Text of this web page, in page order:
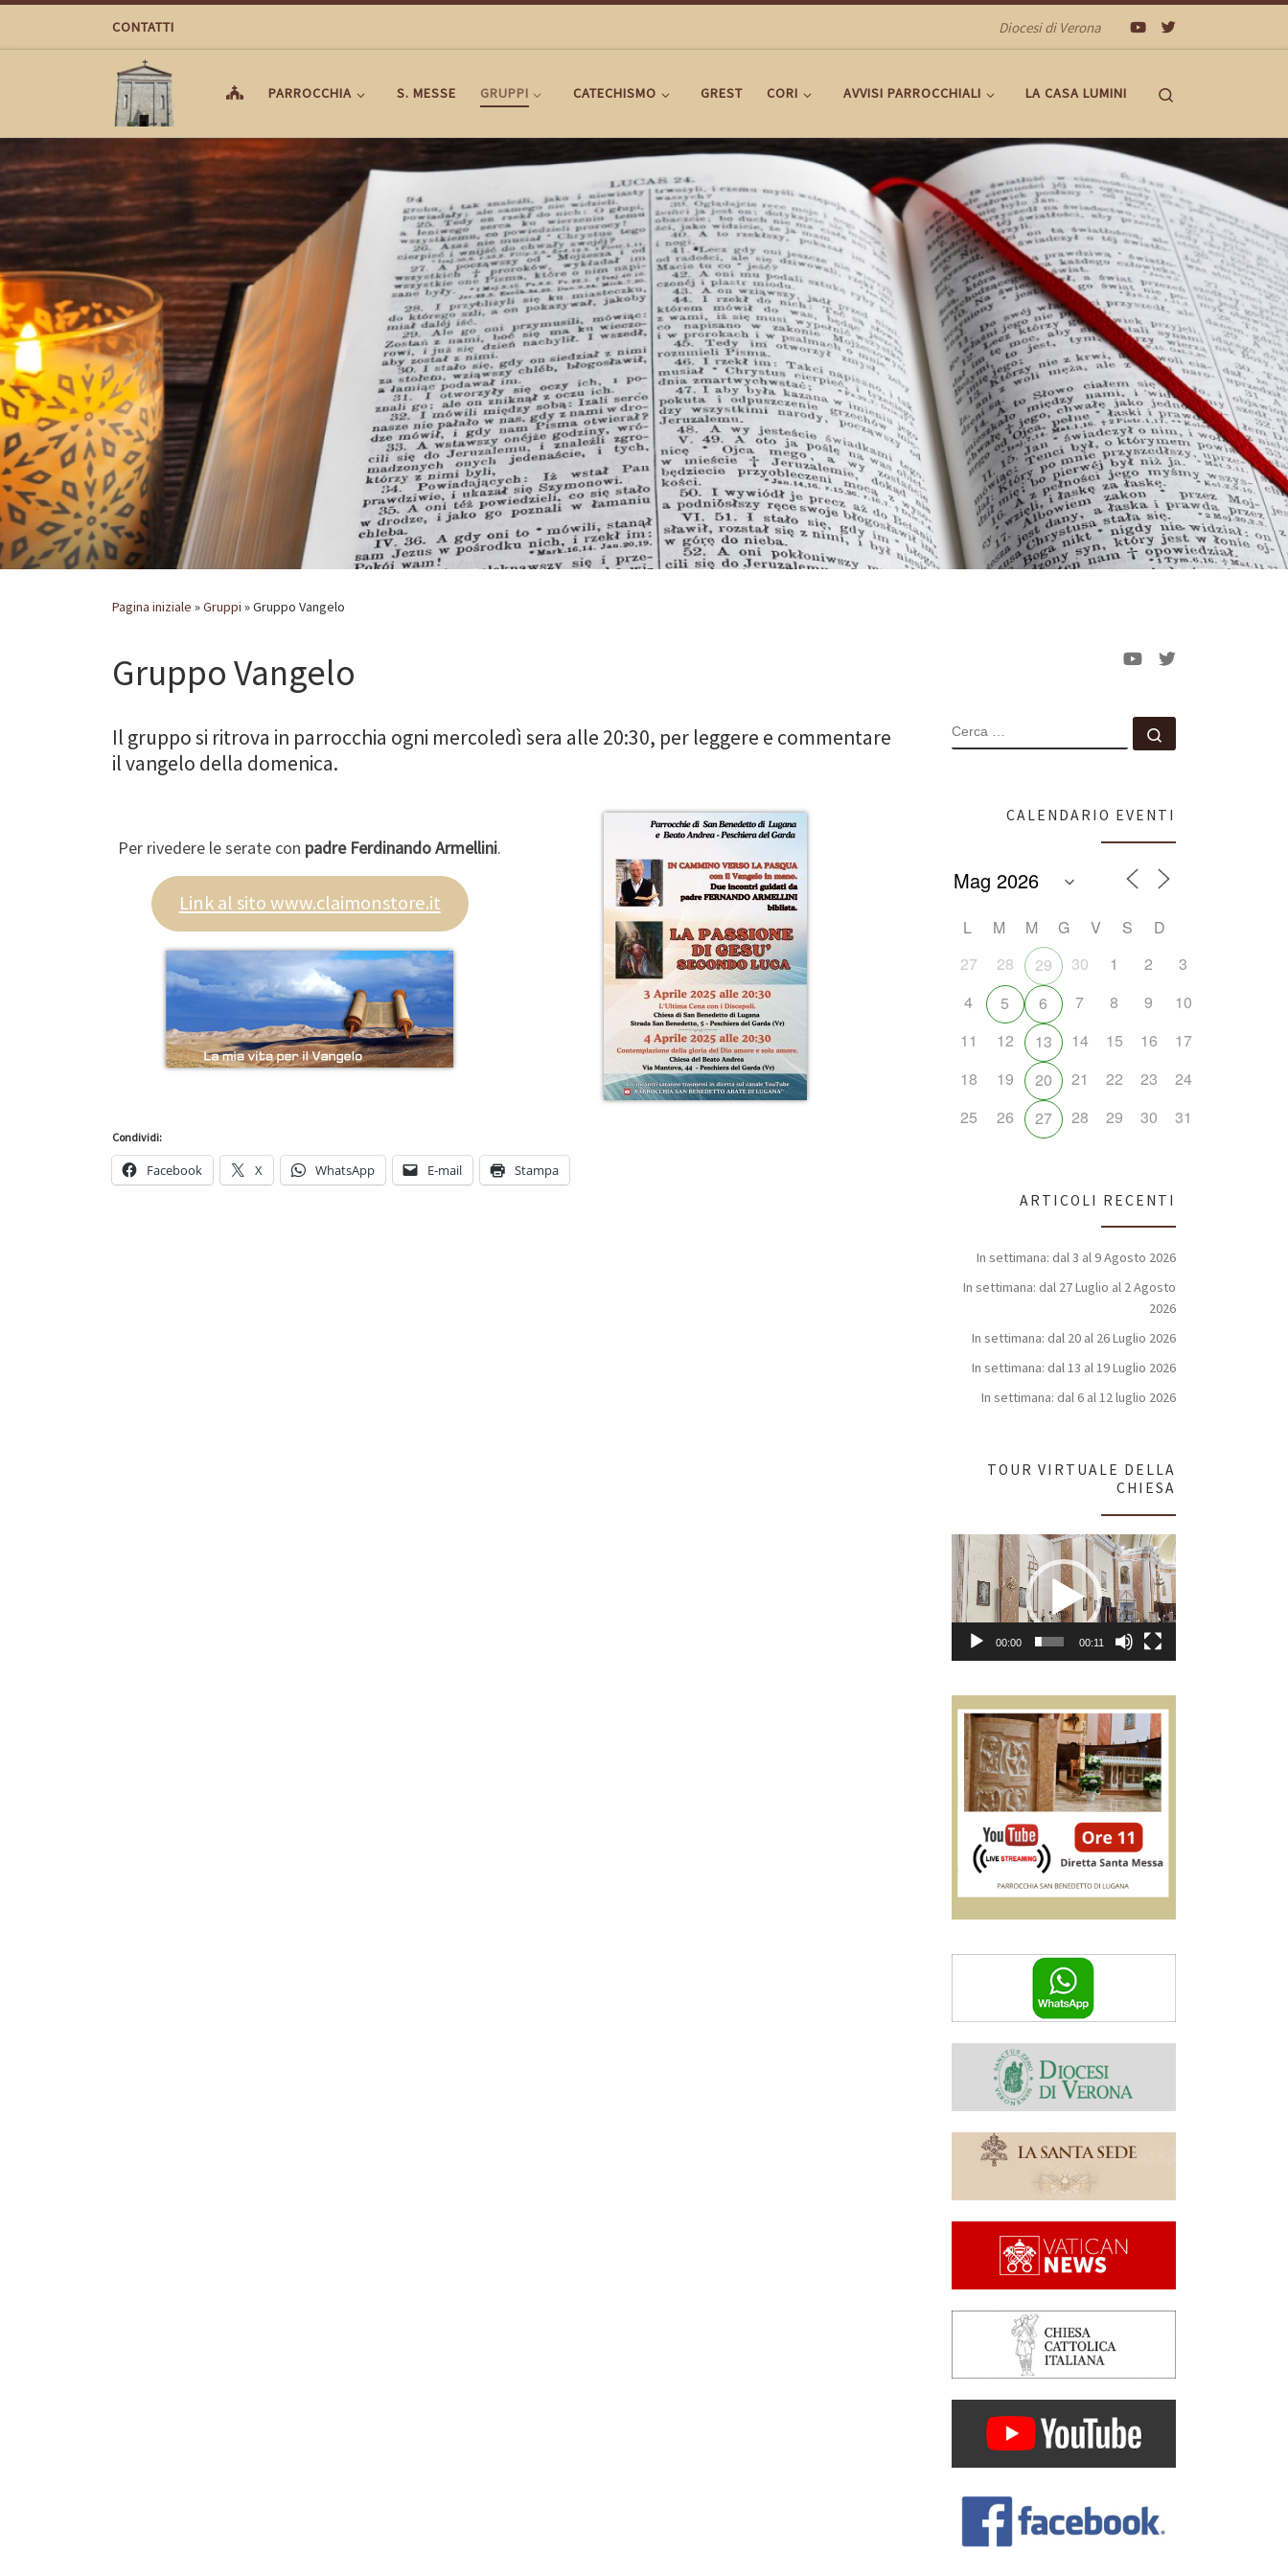
Passa al contenutoCONTATTI Diocesi di Verona
PARROCCHIA S. MESSE GRUPPI CATECHISMO GREST CORI AVVISI PARROCCHIALI LA CASA LUMINI
Pagina iniziale »Gruppi »Gruppo Vangelo
Gruppo Vangelo
Il gruppo si ritrova in parrocchia ogni mercoledì sera alle 20:30, per leggere e commentare
il vangelo della domenica.
Per rivedere le serate con padre Ferdinando Armellini.
Link al sito www.claimonstore.it
Condividi:
Facebook X WhatsApp E-mail Stampa
CERCA
CALENDARIO EVENTI
L M M G V S
D
27
28 29 30 1 2
3
4
5 6 7 8 9
10
11
12 13 14 15 16
17
18
19 20 21 22 23
24
25
26 27 28 29 30 31
ARTICOLI RECENTI
In settimana: dal 3 al 9 Agosto 2026
In settimana: dal 27 Luglio al 2 Agosto
2026
In settimana: dal 20 al 26 Luglio 2026
In settimana: dal 13 al 19 Luglio 2026
In settimana: dal 6 al 12 luglio 2026
TOUR VIRTUALE DELLA
CHIESA
Video
Player
00:00 00:11